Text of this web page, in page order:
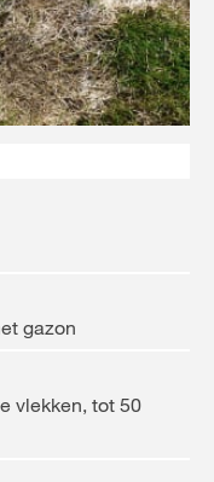
gazon
vlekken, tot 50